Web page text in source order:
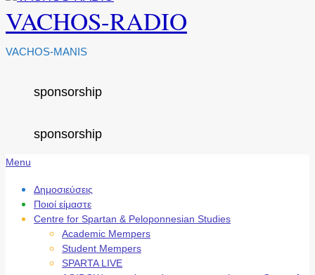
VACHOS-RADIO
VACHOS-MANIS
sponsorship
sponsorship
Secondary
Menu
Menu
Δημοσιεύσεις
Ποιοί είμαστε
Centre for Spartan & Peloponnesian Studies
Academic Mempers
Student Mempers
SPARTA LIVE